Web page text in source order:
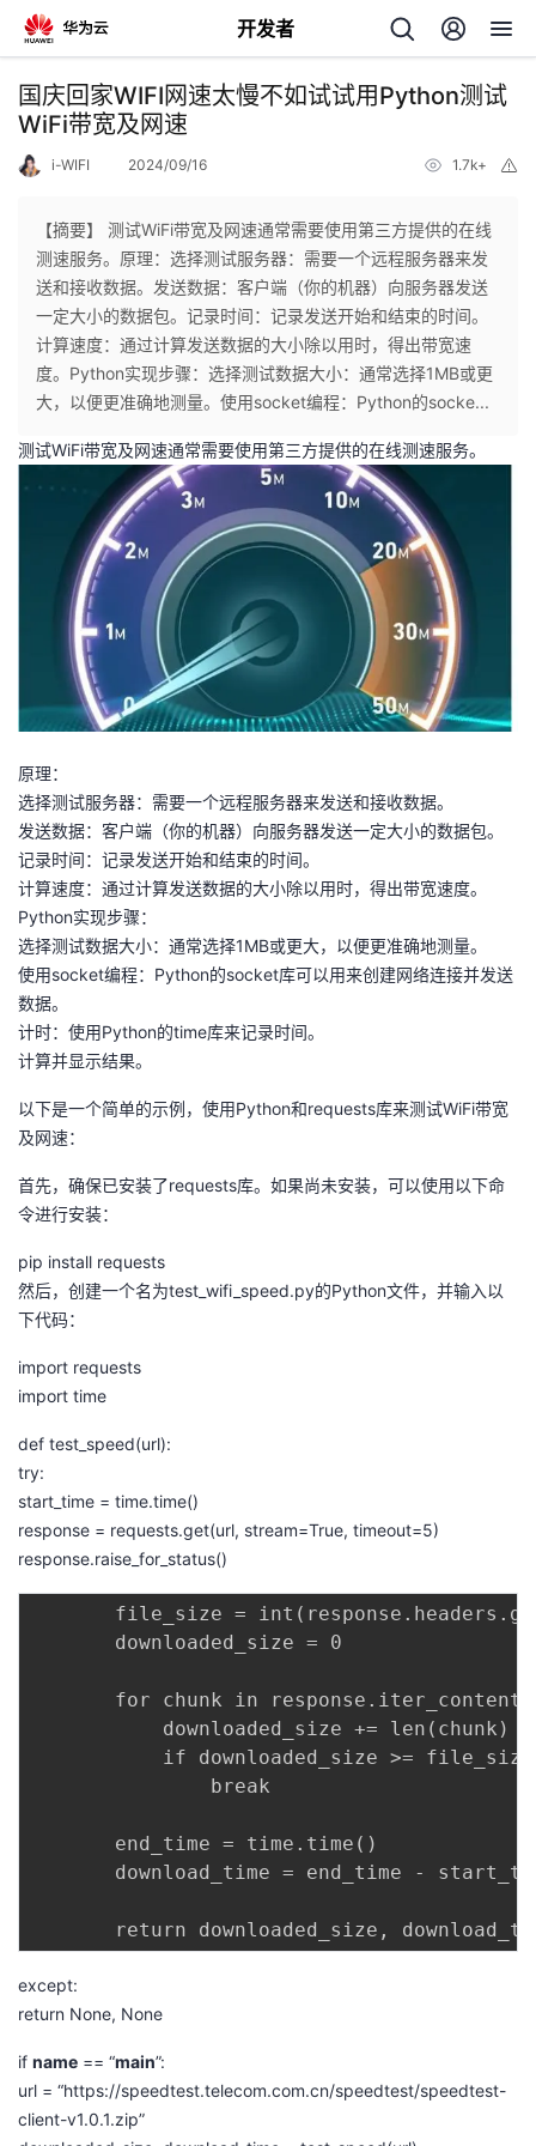
开发者
返
回
个
人
主
页
我
的
开
客
论
坛
的
圈
子
我
的
直
播
我
的
活
动
我
的
关
我
的
开
者
学
堂
我
的
课
程
我
的
认
我
的
我
我
的
我
支
持
我
的
技
术
支
我
的
云
声
国庆回家WIFI网速太慢不如试试用Python测试
WiFi带宽及网速
i-WIFI 2024/09/16 1.7k+
【摘要】 测试WiFi带宽及网速通常需要使用第三方提供的在线
测速服务。原理：选择测试服务器：需要一个远程服务器来发
送和接收数据。发送数据：客户端（你的机器）向服务器发送
一定大小的数据包。记录时间：记录发送开始和结束的时间。
计算速度：通过计算发送数据的大小除以用时，得出带宽速
度。Python实现步骤：选择测试数据大小：通常选择1MB或更
大，以便更准确地测量。使用socket编程：Python的socke...
测试WiFi带宽及网速通常需要使用第三方提供的在线测速服务。
原理：
选择测试服务器：需要一个远程服务器来发送和接收数据。
发送数据：客户端（你的机器）向服务器发送一定大小的数据包。
记录时间：记录发送开始和结束的时间。
计算速度：通过计算发送数据的大小除以用时，得出带宽速度。
Python实现步骤：
选择测试数据大小：通常选择1MB或更大，以便更准确地测量。
使用socket编程：Python的socket库可以用来创建网络连接并发送
数据。
计时：使用Python的time库来记录时间。
计算并显示结果。
以下是一个简单的示例，使用Python和requests库来测试WiFi带宽
及网速：
首先，确保已安装了requests库。如果尚未安装，可以使用以下命
令进行安装：
pip install requests
然后，创建一个名为test_wifi_speed.py的Python文件，并输入以
下代码：
import requests
import time
def test_speed(url):
try:
start_time = time.time()
response = requests.get(url, stream=True, timeout=5)
response.raise_for_status()
file_size =
       downloaded_size = 0
for chunk in
           downloaded_size += len(chunk)
if downloaded_size >=
               break
       end_time = time.time()
download_time = end_time -
except:
return None, None
if name == “main”:
url = “https://speedtest.telecom.com.cn/speedtest/speedtest-
client-v1.0.1.zip”